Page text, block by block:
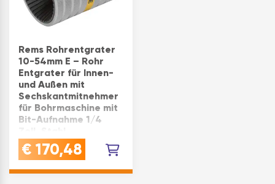
Rems Rohrentgrater
10-54mm E – Rohr
Entgrater für Innen-
und Außen mit
Sechskantmitnehmer
für Bohrmaschine mit
Bit-Aufnahme 1/4
QUALITÄT robustes
Qualitätswerkzeug
Innenentgraten von
€ 170,48